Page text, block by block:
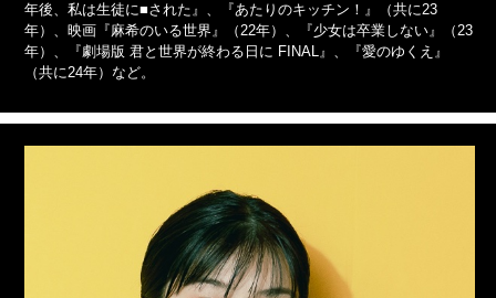
年後、私は生徒に■された』、『あたりのキッチン！』（共に23
年）、映画『麻希のいる世界』（22年）、『少女は卒業しない』（23
年）、『劇場版 君と世界が終わる日に FINAL』、『愛のゆくえ』
（共に24年）など。